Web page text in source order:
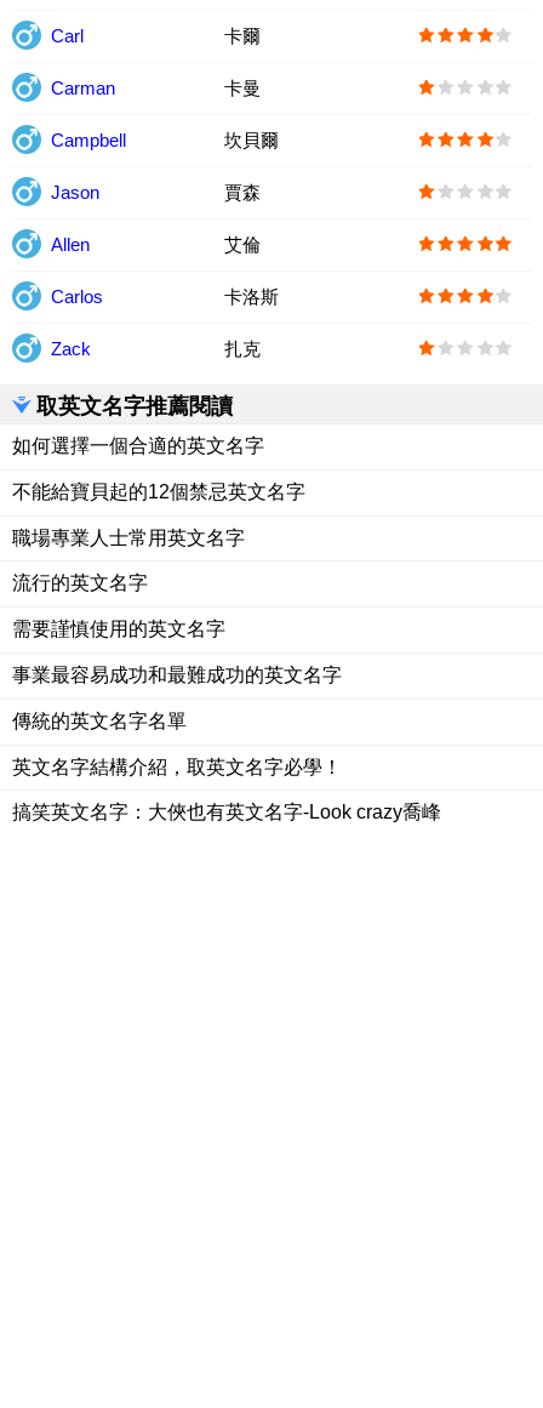
Carl 卡爾
Carman 卡曼
Campbell 坎貝爾
Jason 賈森
Allen 艾倫
Carlos 卡洛斯
Zack 扎克
取英文名字推薦閱讀
如何選擇一個合適的英文名字
不能給寶貝起的12個禁忌英文名字
職場專業人士常用英文名字
流行的英文名字
需要謹慎使用的英文名字
事業最容易成功和最難成功的英文名字
傳統的英文名字名單
英文名字結構介紹，取英文名字必學！
搞笑英文名字：大俠也有英文名字-Look crazy喬峰